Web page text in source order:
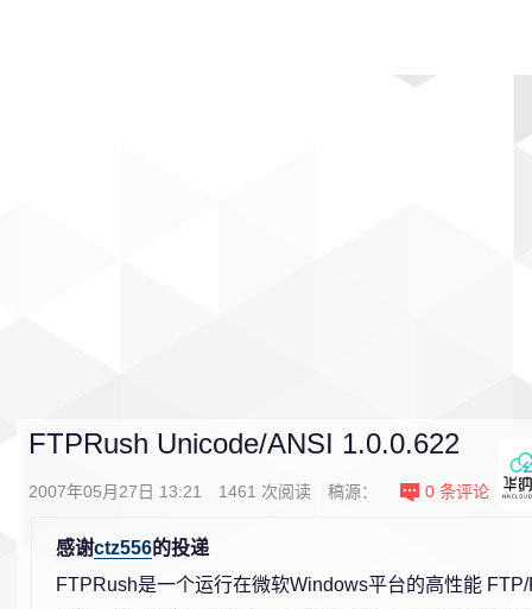
FTPRush Unicode/ANSI 1.0.0.622
2007年05月27日 13:21 1461 次阅读 稿源： 0 条评论
感谢ctz556的投递
FTPRush是一个运行在微软Windows平台的高性能